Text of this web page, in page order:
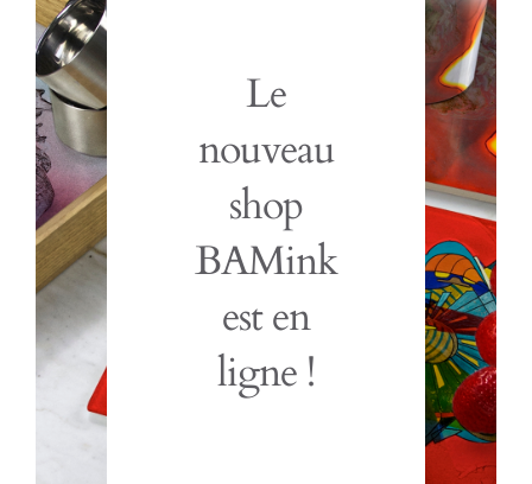
Le
nouveau
shop
BAMink
est en
ligne !